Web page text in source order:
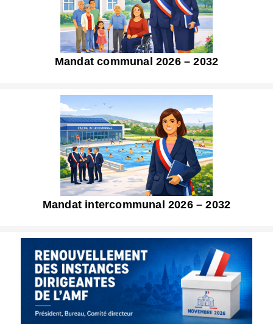
Mandat communal 2026 – 2032
Mandat intercommunal 2026 – 2032